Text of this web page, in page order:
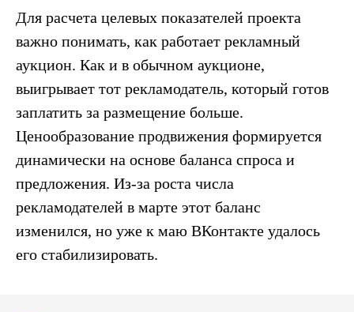
Для расчета целевых показателей проекта
важно понимать, как работает рекламный
аукцион. Как и в обычном аукционе,
выигрывает тот рекламодатель, который готов
заплатить за размещение больше.
Ценообразование продвижения формируется
динамически на основе баланса спроса и
предложения. Из-за роста числа
рекламодателей в марте этот баланс
изменился, но уже к маю ВКонтакте удалось
его стабилизировать.